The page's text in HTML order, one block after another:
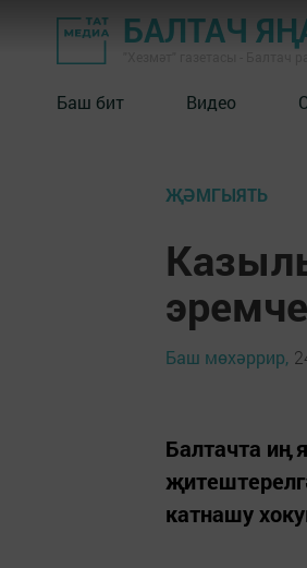
БАЛТАЧ
Баш бит Видео
ҖӘМГЫЯТЬ
Баш мөхәррир,
Балтачта иӊ
катнашу